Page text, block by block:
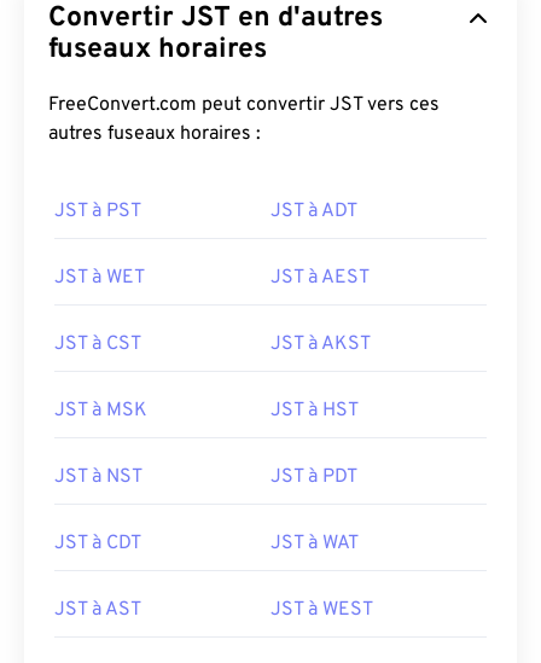
Convertir JST en d'autres
fuseaux horaires
FreeConvert.com peut convertir JST vers ces
autres fuseaux horaires :
JST à PST JST à ADT
JST à WET JST à AEST
JST à CST JST à AKST
JST à MSK JST à HST
JST à NST JST à PDT
JST à CDT JST à WAT
JST à AST JST à WEST